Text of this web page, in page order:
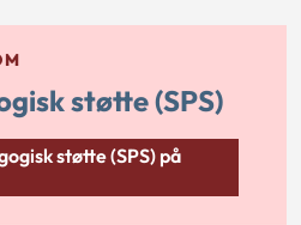
støtte (SPS)
støtte (SPS) på